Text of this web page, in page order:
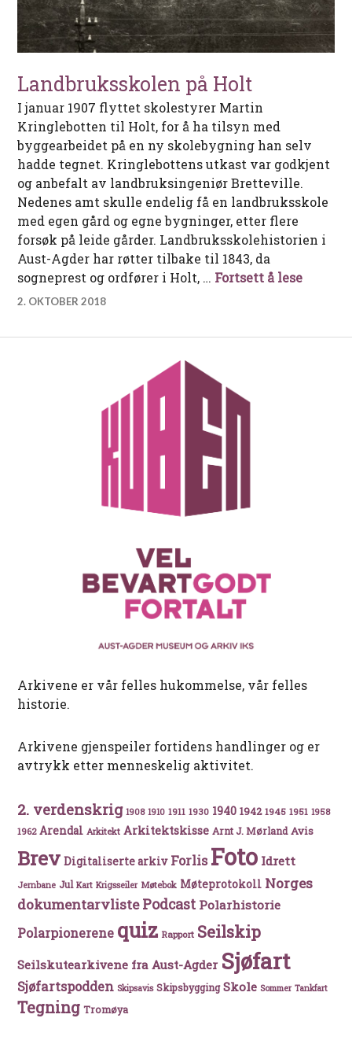
Landbruksskolen på Holt
I januar 1907 flyttet skolestyrer Martin
Kringlebotten til Holt, for å ha tilsyn med
byggearbeidet på en ny skolebygning han selv
hadde tegnet. Kringlebottens utkast var godkjent
og anbefalt av landbruksingeniør Bretteville.
Nedenes amt skulle endelig få en landbruksskole
med egen gård og egne bygninger, etter flere
forsøk på leide gårder. Landbruksskolehistorien i
Aust-Agder har røtter tilbake til 1843, da
sogneprest og ordfører i Holt, … Fortsett å lese
2. OKTOBER 2018
Arkivene er vår felles hukommelse, vår felles
historie.
Arkivene gjenspeiler fortidens handlinger og er
avtrykk etter menneskelig aktivitet.
2. verdenskrig 1908 1910 1911 1930 1940 1942 1945 1951 1958
1962 Arendal Arkitekt Arkitektskisse Arnt J. Mørland Avis
Brev Digitaliserte arkiv Forlis Foto Idrett
Jernbane Jul Kart Krigsseiler Møtebok Møteprotokoll Norges
dokumentarvlistePodcast Polarhistorie
Polarpionerene quiz Rapport Seilskip
Seilskutearkivene fra Aust-Agder Sjøfart
Sjøfartspodden Skipsavis Skipsbygging Skole Sommer Tankfart
Tegning Tromøya